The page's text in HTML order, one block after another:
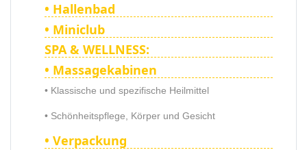
• Hallenbad
• Miniclub
SPA & WELLNESS:
• Massagekabinen
• Klassische und spezifische Heilmittel
• Schönheitspflege, Körper und Gesicht
• Verpackung